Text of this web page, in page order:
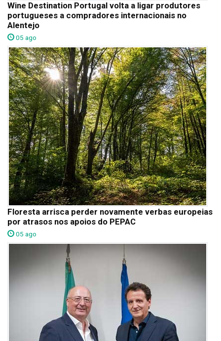
Wine Destination Portugal volta a ligar produtores
portugueses a compradores internacionais no
Alentejo
05 ago
Floresta arrisca perder novamente verbas europeias
por atrasos nos apoios do PEPAC
05 ago